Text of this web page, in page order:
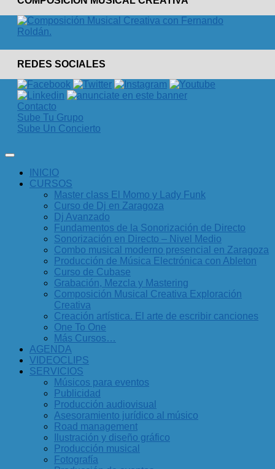
REDES SOCIALES
Contacto
Sube Tu Grupo
Sube Un Concierto
INICIO
CURSOS
Master class El Momo y Lady Funk
Curso de Dj en Zaragoza
Dj Avanzado
Fundamentos de la Sonorización de Directo
Sonorización en Directo – Nivel Medio
Combo musical moderno presencial en Zaragoza
Producción de Música Electrónica con Ableton
Curso de Cubase
Grabación, Mezcla y Mastering
Composición Musical Creativa Exploración
Creativa
Creación artística. El arte de escribir canciones
One To One
Más Cursos…
AGENDA
VIDEOCLIPS
SERVICIOS
Músicos para eventos
Publicidad
Producción audiovisual
Asesoramiento jurídico al músico
Road management
Ilustración y diseño gráfico
Producción musical
Fotografía